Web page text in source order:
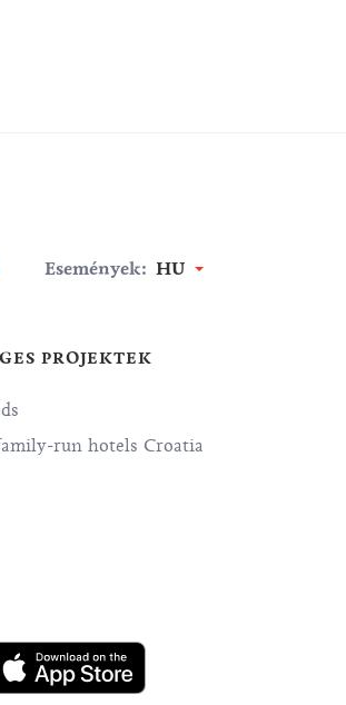
Események: HU
PROJEKTEK
run hotels Croatia